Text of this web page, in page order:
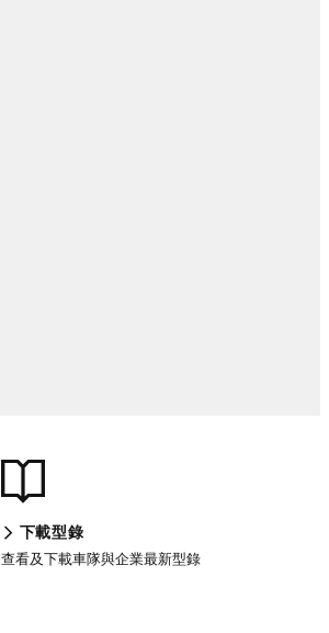
下載型錄
查看及下載車隊與企業最新型錄